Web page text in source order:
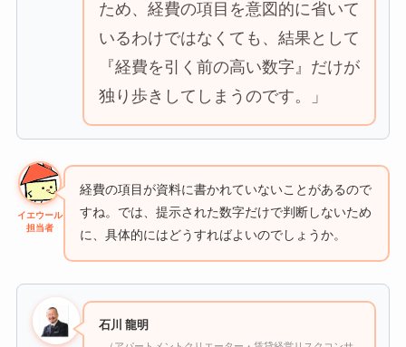
ため、経費の項目を意図的に省いて
いるわけではなくても、結果として
『経費を引く前の高い数字』だけが
独り歩きしてしまうのです。」
イエウール
担当者
経費の項目が資料に書かれていないことがあるので
すね。では、提示された数字だけで判断しないため
に、具体的にはどうすればよいのでしょうか。
石川 龍明